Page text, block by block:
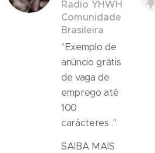
Radio YHWH
Comunidade
Brasileira
"Exemplo de
anúncio grátis
de vaga de
emprego até
100
carácteres ."
SAIBA MAIS